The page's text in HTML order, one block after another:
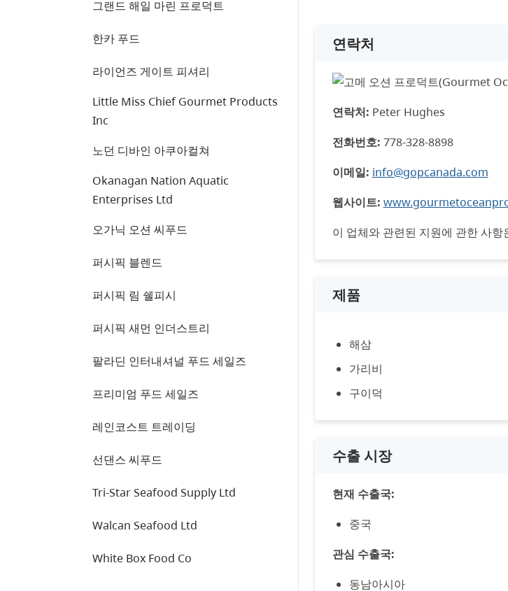
그랜드 해일 마린 프로덕트
한카 푸드
라이언즈 게이트 피셔리
Little Miss Chief Gourmet Products
Inc
노던 디바인 아쿠아컬쳐
Okanagan Nation Aquatic
Enterprises Ltd
오가닉 오션 씨푸드
퍼시픽 블렌드
퍼시픽 림 쉘피시
퍼시픽 새먼 인더스트리
팔라딘 인터내셔널 푸드 세일즈
프리미엄 푸드 세일즈
레인코스트 트레이딩
선댄스 씨푸드
Tri-Star Seafood Supply Ltd
Walcan Seafood Ltd
White Box Food Co
연락처
연락처: Peter Hughes
전화번호: 778-328-8898
이메일: info@gopcanada.com
웹사이트:
이 업체와 관련된 지원에 관한 사항
제품
해삼
가리비
구이덕
수출 시장
현재 수출국:
중국
관심 수출국:
동남아시아